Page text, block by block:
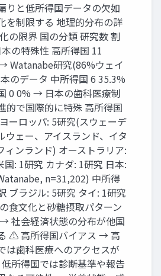
りと低所得国データの欠如
を制限する 地理的分布の詳
の限界 国の分類 研究数 割
の特殊性 高所得国 11
Watanabe研究(86%ウェイ
のデータ 中所得国 6 35.3%
0 0% → 日本の歯科医療制
的で国際的に特殊 高所得国
ーロッパ: 5研究(スウェーデ
ウェー、アイスランド、イタ
ィンランド) オーストラリア:
国: 1研究 カナダ: 1研究 日本:
n=31,202) 中所得
ブラジル: 5研究 タイ: 1研究
食文化と砂糖摂取パターン
社会経済状態の分布が他国
⚠ 高所得国バイアス → 高
は歯科医療へのアクセスが
所得国では診断基準や報告